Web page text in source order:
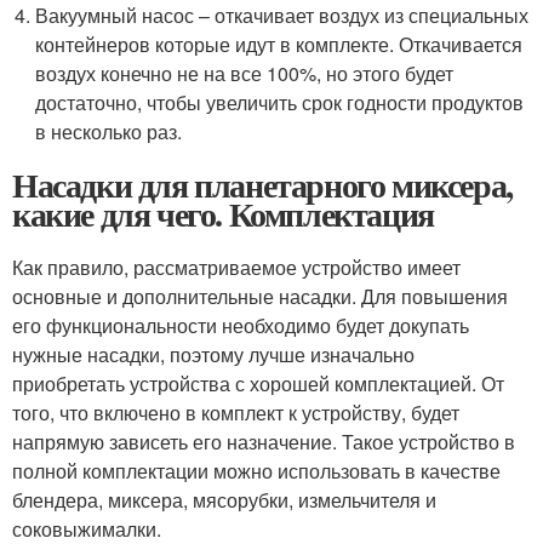
Вакуумный насос – откачивает воздух из специальных
контейнеров которые идут в комплекте. Откачивается
воздух конечно не на все 100%, но этого будет
достаточно, чтобы увеличить срок годности продуктов
в несколько раз.
Насадки для планетарного миксера,
какие для чего. Комплектация
Как правило, рассматриваемое устройство имеет
основные и дополнительные насадки. Для повышения
его функциональности необходимо будет докупать
нужные насадки, поэтому лучше изначально
приобретать устройства с хорошей комплектацией. От
того, что включено в комплект к устройству, будет
напрямую зависеть его назначение. Такое устройство в
полной комплектации можно использовать в качестве
блендера, миксера, мясорубки, измельчителя и
соковыжималки.